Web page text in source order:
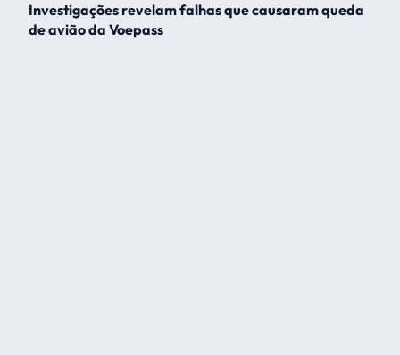
Investigações revelam falhas que causaram queda
de avião da Voepass